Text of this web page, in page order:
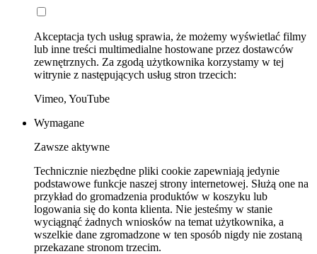
Akceptacja tych usług sprawia, że możemy wyświetlać filmy
lub inne treści multimedialne hostowane przez dostawców
zewnętrznych. Za zgodą użytkownika korzystamy w tej
witrynie z następujących usług stron trzecich:
Vimeo, YouTube
Wymagane
Zawsze aktywne
Technicznie niezbędne pliki cookie zapewniają jedynie
podstawowe funkcje naszej strony internetowej. Służą one na
przykład do gromadzenia produktów w koszyku lub
logowania się do konta klienta. Nie jesteśmy w stanie
wyciągnąć żadnych wniosków na temat użytkownika, a
wszelkie dane zgromadzone w ten sposób nigdy nie zostaną
przekazane stronom trzecim.